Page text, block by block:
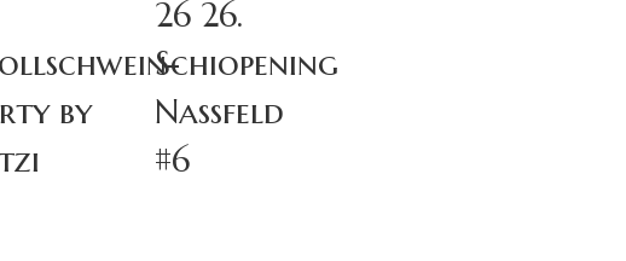
by
26 26.
Schiopening
Nassfeld
#6